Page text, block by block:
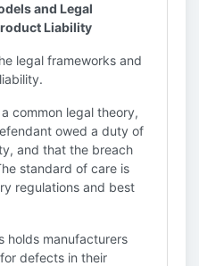
and Legal
Liability
legal frameworks and
common legal theory,
owed a duty of
and that the breach
standard of care is
regulations and best
holds manufacturers
defects in their